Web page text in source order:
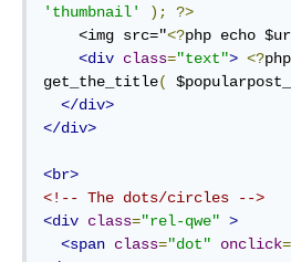
'thumbnail'
);
?>
    <img src="
<?php echo
<div class="text"> <?
get_the_title(
</div>
</div>
<br>
<!-- The dots/circles -->
<div class="rel-qwe" >
<span class="dot" onclick=